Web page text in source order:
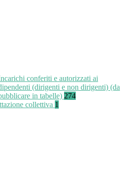
conferiti e autorizzati ai
(dirigenti e non dirigenti) (da
in tabelle) 274
collettiva 1